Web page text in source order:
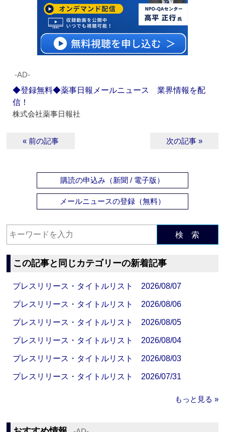
‐AD‐
◆登録無料◆薬事日報メールニュース 業界情報を配
信！
株式会社薬事日報社
« 前の記事 次の記事 »
購読の申込み（新聞 / 電子版）
メールニュースの登録（無料）
検 索
この記事と同じカテゴリーの新着記事
プレスリリース・タイトルリスト 2026/08/07
プレスリリース・タイトルリスト 2026/08/06
プレスリリース・タイトルリスト 2026/08/05
プレスリリース・タイトルリスト 2026/08/04
プレスリリース・タイトルリスト 2026/08/03
プレスリリース・タイトルリスト 2026/07/31
もっと見る »